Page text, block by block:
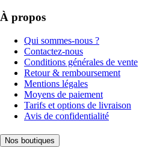
À propos
Qui sommes-nous ?
Contactez-nous
Conditions générales de vente
Retour & remboursement
Mentions légales
Moyens de paiement
Tarifs et options de livraison
Avis de confidentialité
Nos boutiques